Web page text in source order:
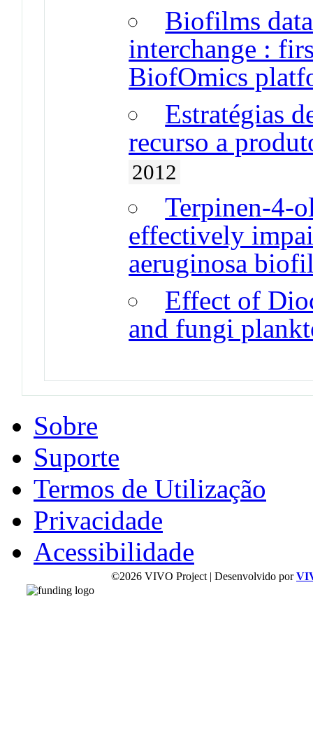
Biofilms
interchange :
BiofOmics
Estratégias
recurso a
2012
Terpinen-4-
effectively
aeruginosa
Effect of
and fungi
Sobre
Suporte
Termos de Utilização
Privacidade
Acessibilidade
©2026 VIVO Project | Desenvolvido por